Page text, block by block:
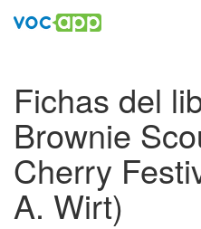
Fichas del
Brownie
Cherry
A. Wirt)